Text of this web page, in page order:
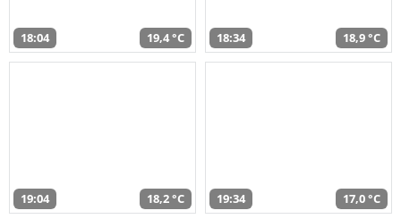
18:04 19,4 °C 18:34 18,9 °C
19:04 18,2 °C 19:34 17,0 °C